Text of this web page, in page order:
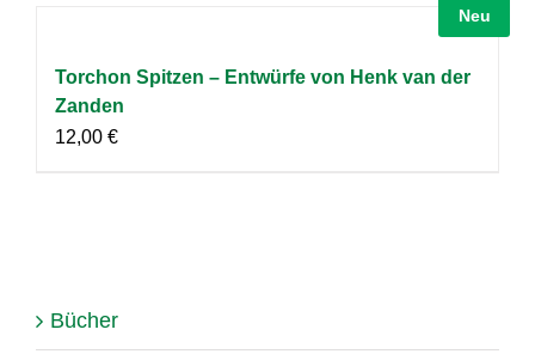
Neu
Torchon Spitzen – Entwürfe von Henk van der
Zanden
12,00 €
Bücher